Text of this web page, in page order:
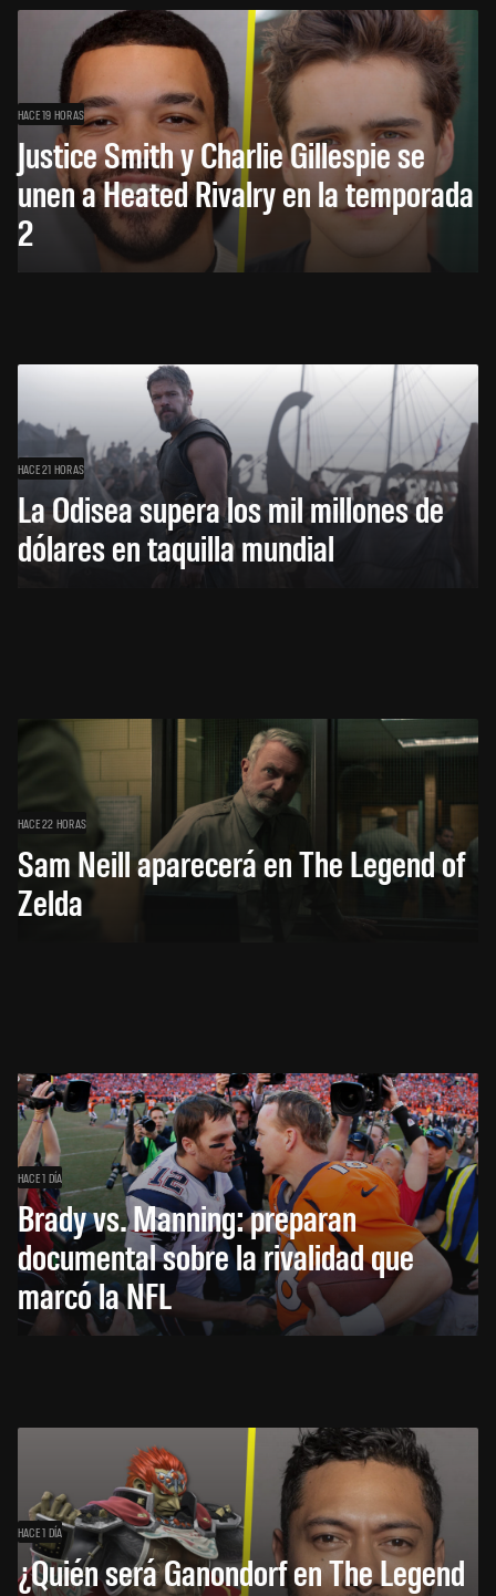
HACE 19 HORAS
Justice Smith y Charlie Gillespie se
unen a Heated Rivalry en la temporada
2
HACE 21 HORAS
La Odisea supera los mil millones de
dólares en taquilla mundial
HACE 22 HORAS
Sam Neill aparecerá en The Legend of
Zelda
HACE 1 DÍA
Brady vs. Manning: preparan
documental sobre la rivalidad que
marcó la NFL
HACE 1 DÍA
¿Quién será Ganondorf en The Legend